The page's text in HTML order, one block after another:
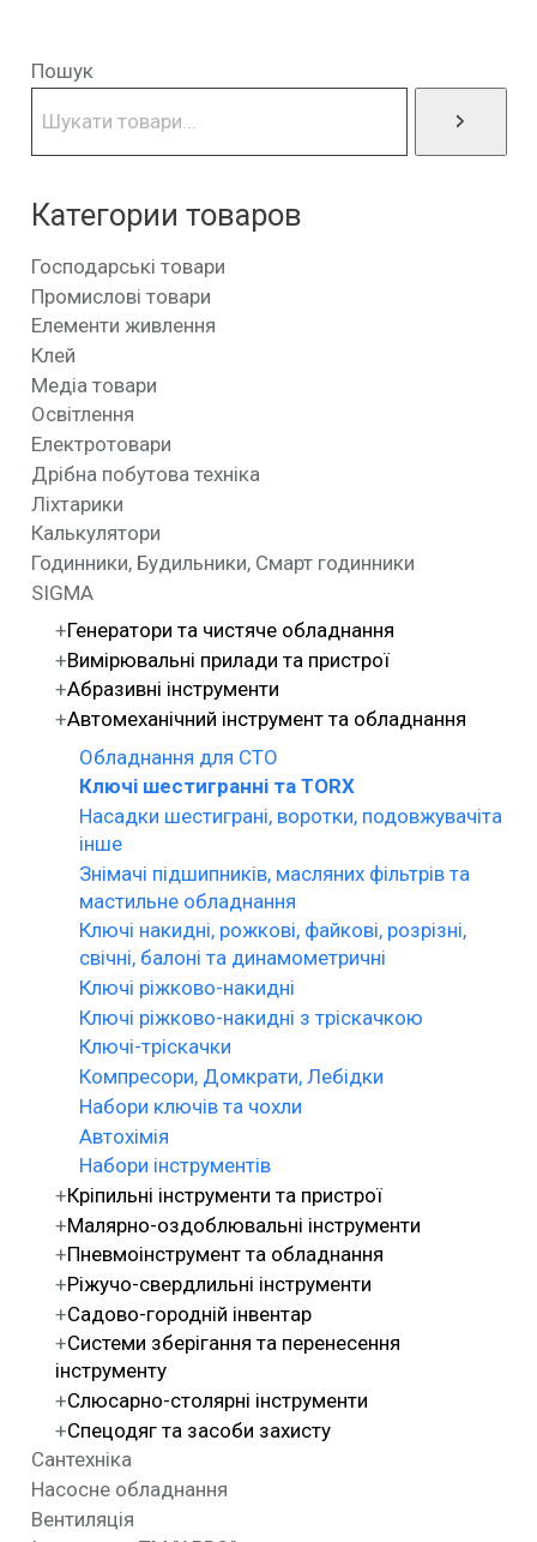
Пошук
Категории товаров
Господарські товари
Промислові товари
Елементи живлення
Клей
Медіа товари
Освітлення
Електротовари
Дрібна побутова техніка
Ліхтарики
Калькулятори
Годинники, Будильники, Смарт годинники
SIGMA
Генератори та чистяче обладнання
Вимірювальні прилади та пристрої
Абразивні інструменти
Автомеханічний інструмент та обладнання
Обладнання для СТО
Ключі шестигранні та TORX
Насадки шестиграні, воротки, подовжувачіта
інше
Знімачі підшипників, масляних фільтрів та
мастильне обладнання
Ключі накидні, рожкові, файкові, розрізні,
свічні, балоні та динамометричні
Ключі ріжково-накидні
Ключі ріжково-накидні з тріскачкою
Ключі-тріскачки
Компресори, Домкрати, Лебідки
Набори ключів та чохли
Автохімія
Набори інструментів
Кріпильні інструменти та пристрої
Малярно-оздоблювальні інструменти
Пневмоінструмент та обладнання
Ріжучо-свердлильні інструменти
Садово-городній інвентар
Системи зберігання та перенесення
інструменту
Слюсарно-столярні інструменти
Спецодяг та засоби захисту
Сантехніка
Насосне обладнання
Вентиляція